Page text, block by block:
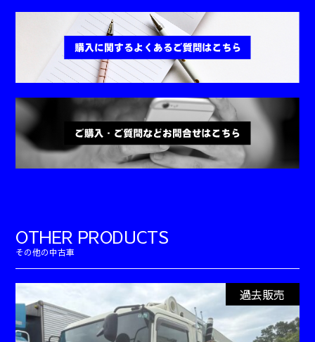
OTHER PRODUCTS
過去販売